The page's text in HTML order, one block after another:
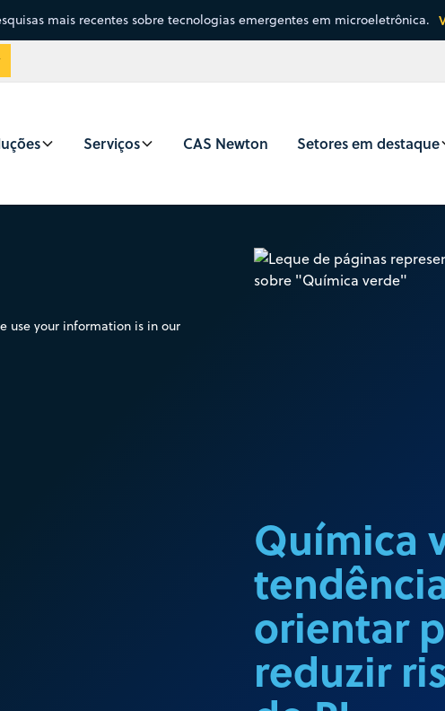
mais recentes sobre tecnologias emergentes em microeletrônica.
Serviços CAS Newton Setores em destaque
use your information is in our
Química
orientar
reduzir